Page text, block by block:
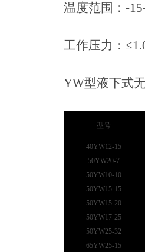
温度范围： -
工作压力：
YW型液下式
型号
40YW12-15
50YW20-7
50YW10-10
50YW15-15
50YW15-20
50YW17-25
50YW25-32
65YW25-15